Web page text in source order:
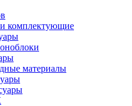
комплектующие
материалы